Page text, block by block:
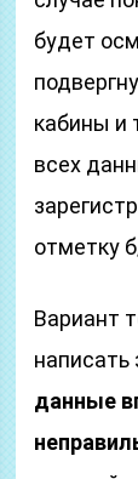
будет
кабины и
всех
отметку
Вариант
написать
данные